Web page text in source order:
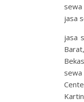
jasa
jasa